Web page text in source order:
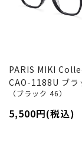
PARIS MIKI
CAO-1188U ブラ
（ブラック 46）
5,500円(税込)